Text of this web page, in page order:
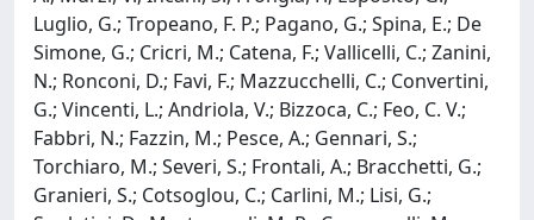
Luglio, G.; Tropeano, F. P.; Pagano, G.; Spina, E.; De
Simone, G.; Cricri, M.; Catena, F.; Vallicelli, C.; Zanini,
N.; Ronconi, D.; Favi, F.; Mazzucchelli, C.; Convertini,
G.; Vincenti, L.; Andriola, V.; Bizzoca, C.; Feo, C. V.;
Fabbri, N.; Fazzin, M.; Pesce, A.; Gennari, S.;
Torchiaro, M.; Severi, S.; Frontali, A.; Bracchetti, G.;
Granieri, S.; Cotsoglou, C.; Carlini, M.; Lisi, G.;